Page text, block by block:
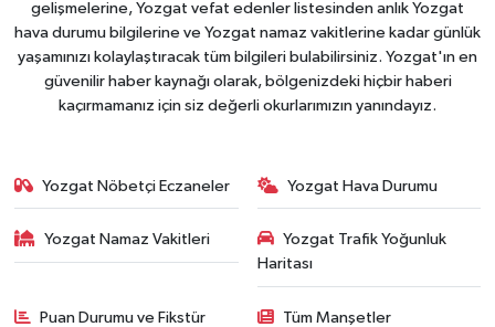
gelişmelerine, Yozgat vefat edenler listesinden anlık Yozgat
hava durumu bilgilerine ve Yozgat namaz vakitlerine kadar günlük
yaşamınızı kolaylaştıracak tüm bilgileri bulabilirsiniz. Yozgat'ın en
güvenilir haber kaynağı olarak, bölgenizdeki hiçbir haberi
kaçırmamanız için siz değerli okurlarımızın yanındayız.
Yozgat Nöbetçi Eczaneler Yozgat Hava Durumu
Yozgat Namaz Vakitleri
Yozgat Trafik Yoğunluk
Haritası
Puan Durumu ve Fikstür Tüm Manşetler